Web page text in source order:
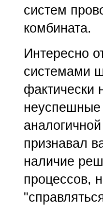
систем
комбината.
Интересно
системами
фактически
неуспешные
признавал
наличие
процессов,